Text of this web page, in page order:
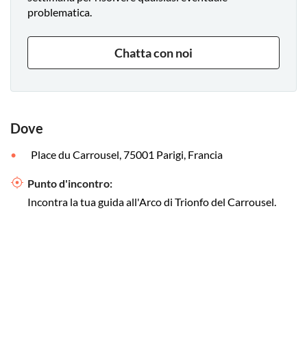
problematica.
Chatta con noi
Dove
Place du Carrousel, 75001 Parigi, Francia
Punto d'incontro:
Incontra la tua guida all'Arco di Trionfo del Carrousel.